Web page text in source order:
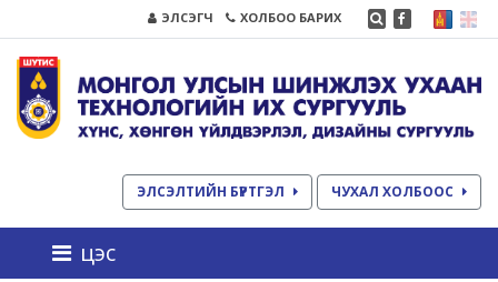
ЭЛСЭГЧ ХОЛБОО БАРИХ
ЭЛСЭЛТИЙН БҮРТГЭЛ ЧУХАЛ ХОЛБООС
цэс